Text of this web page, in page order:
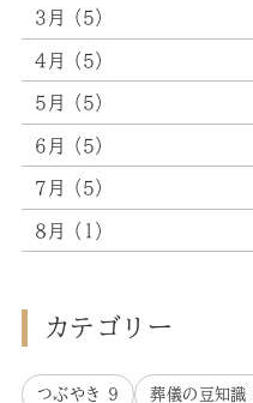
3月（5）
4月（5）
5月（5）
6月（5）
7月（5）
8月（1）
カテゴリー
つぶやき 9 葬儀の豆知識